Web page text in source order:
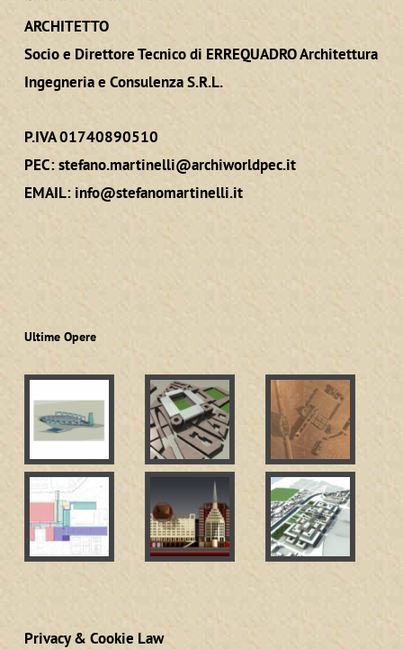
ARCHITETTO
Socio e Direttore Tecnico di ERREQUADRO Architettura
Ingegneria e Consulenza S.R.L.
P.IVA 01740890510
PEC:stefano.martinelli@archiworldpec.it
EMAIL: info@stefanomartinelli.it
Ultime Opere
Privacy & Cookie Law